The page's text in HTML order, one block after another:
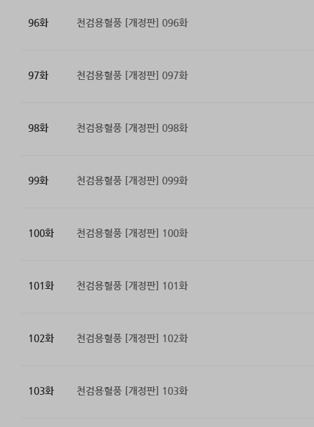
96화 천검용혈풍 [개정판] 096화
97화 천검용혈풍 [개정판] 097화
98화 천검용혈풍 [개정판] 098화
99화 천검용혈풍 [개정판] 099화
100화 천검용혈풍 [개정판] 100화
101화 천검용혈풍 [개정판] 101화
102화 천검용혈풍 [개정판] 102화
103화 천검용혈풍 [개정판] 103화